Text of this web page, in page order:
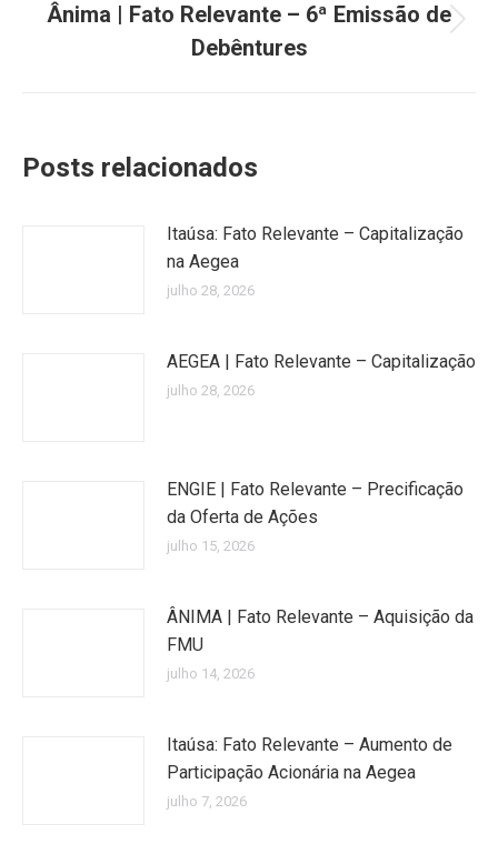
post:
Ânima | Fato Relevante – 6ª Emissão de
Debêntures
Posts relacionados
Itaúsa: Fato Relevante – Capitalização
na Aegea
julho 28, 2026
AEGEA | Fato Relevante – Capitalização
julho 28, 2026
ENGIE | Fato Relevante – Precificação
da Oferta de Ações
julho 15, 2026
ÂNIMA | Fato Relevante – Aquisição da
FMU
julho 14, 2026
Itaúsa: Fato Relevante – Aumento de
Participação Acionária na Aegea
julho 7, 2026